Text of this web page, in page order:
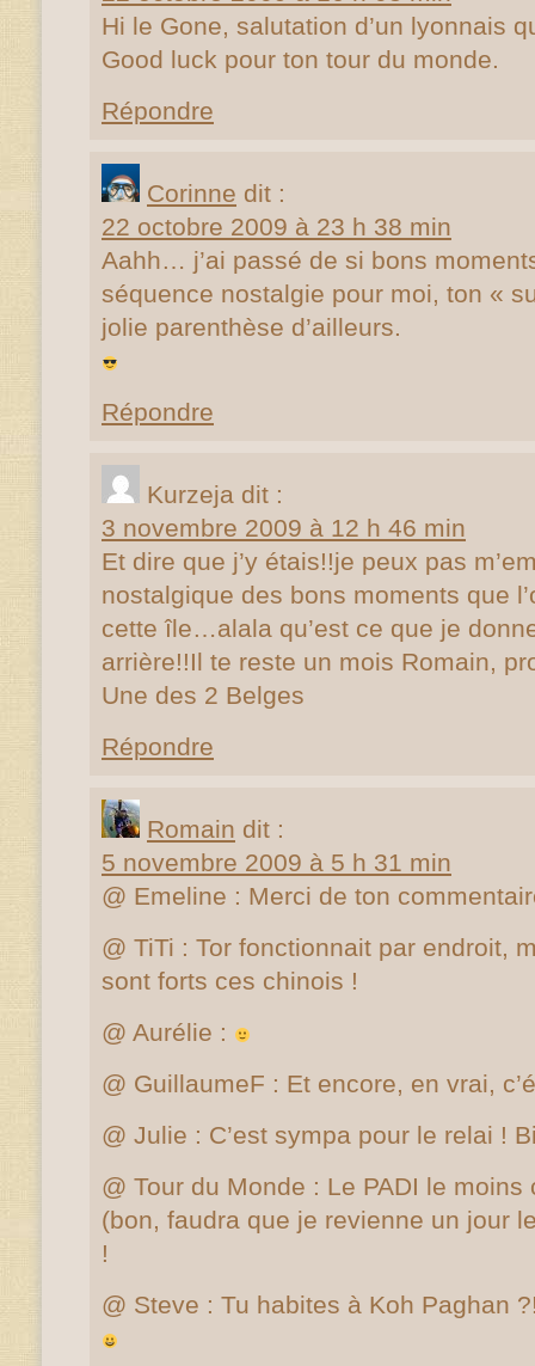
Hi le Gone, salutation d’un lyonnais
Good luck pour ton tour du monde.
Répondre
Corinne dit :
22 octobre 2009 à 23 h 38 min
Aahh… j’ai passé de si bons
séquence nostalgie pour moi, ton «
jolie parenthèse d’ailleurs.
Répondre
Kurzeja dit :
3 novembre 2009 à 12 h 46 min
Et dire que j’y étais!!je peux pas
nostalgique des bons moments que
cette île…alala qu’est ce que je
arrière!!Il te reste un mois Romain,
Une des 2 Belges
Répondre
Romain dit :
5 novembre 2009 à 5 h 31 min
@ Emeline : Merci de ton
@ TiTi : Tor fonctionnait par endroit,
sont forts ces chinois !
@ Aurélie :
@ GuillaumeF : Et encore, en vrai,
@ Julie : C’est sympa pour le relai !
@ Tour du Monde : Le PADI le
(bon, faudra que je revienne un jour
!
@ Steve : Tu habites à Koh Paghan